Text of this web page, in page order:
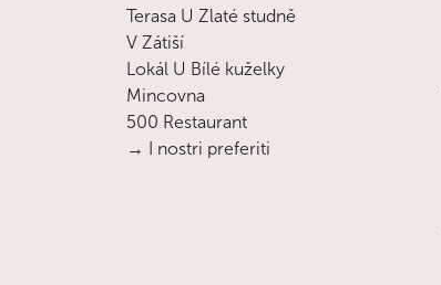
Terasa U Zlaté studně
V Zátiší
Lokál U Bílé kuželky
Mincovna
500 Restaurant
→ I nostri preferiti